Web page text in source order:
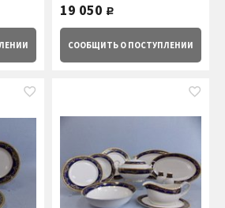
19 050 руб.
СООБЩИТЬ О ПОСТУПЛЕНИИ